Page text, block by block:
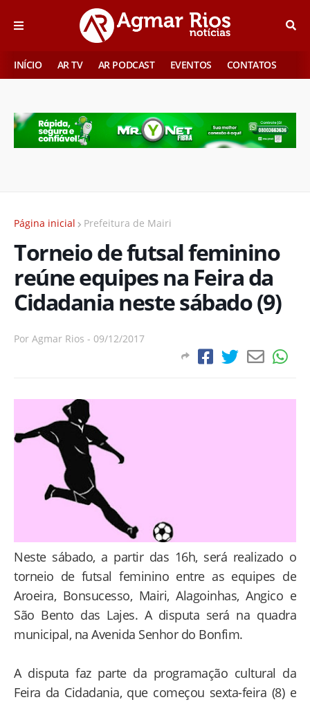
INÍCIO AR TV AR PODCAST EVENTOS CONTATOS
Página inicial Prefeitura de Mairi
Torneio de futsal feminino
reúne equipes na Feira da
Cidadania neste sábado (9)
Por Agmar Rios - 09/12/2017
Neste sábado, a partir das 16h, será realizado o
torneio de futsal feminino entre as equipes de
Aroeira, Bonsucesso, Mairi, Alagoinhas, Angico e
São Bento das Lajes. A disputa será na quadra
municipal, na Avenida Senhor do Bonfim.
A disputa faz parte da programação cultural da
Feira da Cidadania, que começou sexta-feira (8) e